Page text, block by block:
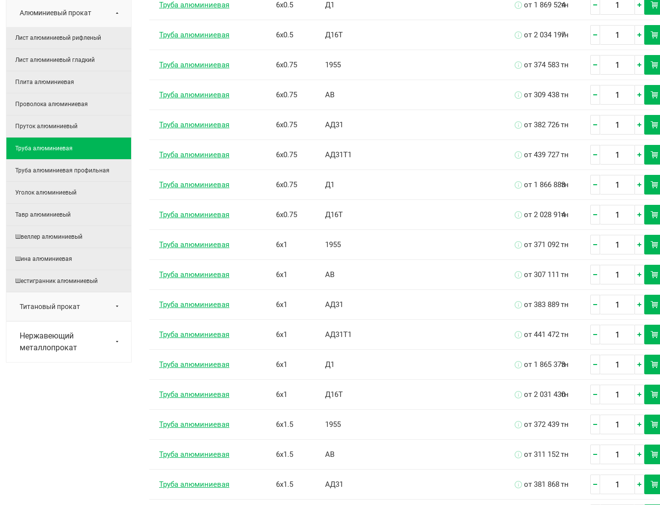
Алюминиевый прокат
Лист алюминиевый рифленый
Лист алюминиевый гладкий
Плита алюминиевая
Проволока алюминиевая
Пруток алюминиевый
Труба алюминиевая
Труба алюминиевая профильная
Уголок алюминиевый
Тавр алюминиевый
Швеллер алюминиевый
Шина алюминиевая
Шестигранник алюминиевый
Титановый прокат
Нержавеющий
металлопрокат
Труба алюминиевая 6х0.5 Д1 от 1 869 524тн
Труба алюминиевая 6х0.5 Д16Т от 2 034 197тн
Труба алюминиевая 6х0.75 1955 от 374 583тн
Труба алюминиевая 6х0.75 АВ от 309 438тн
Труба алюминиевая 6х0.75 АД31 от 382 726тн
Труба алюминиевая 6х0.75 АД31Т1 от 439 727тн
Труба алюминиевая 6х0.75 Д1 от 1 866 883тн
Труба алюминиевая 6х0.75 Д16Т от 2 028 914тн
Труба алюминиевая 6х1 1955 от 371 092тн
Труба алюминиевая 6х1 АВ от 307 111 тн
Труба алюминиевая 6х1 АД31 от 383 889тн
Труба алюминиевая 6х1 АД31Т1 от 441 472тн
Труба алюминиевая 6х1 Д1 от 1 865 373тн
Труба алюминиевая 6х1 Д16Т от 2 031 430тн
Труба алюминиевая 6х1.5 1955 от 372 439тн
Труба алюминиевая 6х1.5 АВ от 311 152тн
Труба алюминиевая 6х1.5 АД31 от 381 868тн